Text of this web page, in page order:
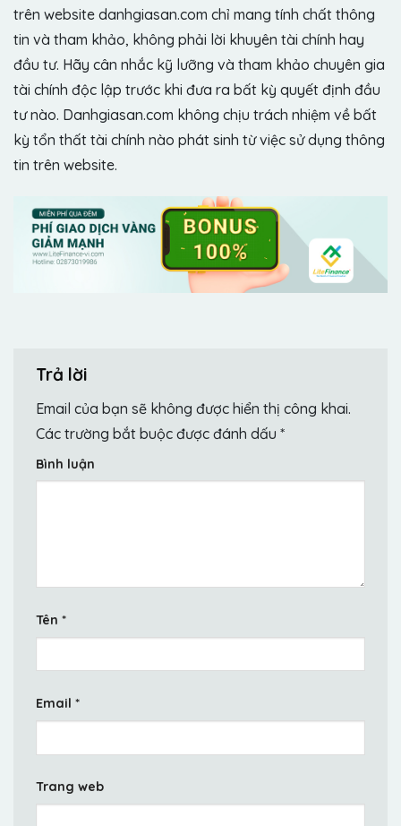
trên website danhgiasan.com chỉ mang tính chất thông
tin và tham khảo, không phải lời khuyên tài chính hay
đầu tư. Hãy cân nhắc kỹ lưỡng và tham khảo chuyên gia
tài chính độc lập trước khi đưa ra bất kỳ quyết định đầu
tư nào. Danhgiasan.com không chịu trách nhiệm về bất
kỳ tổn thất tài chính nào phát sinh từ việc sử dụng thông
tin trên website.
Trả lời
Email của bạn sẽ không được hiển thị công khai.
Các trường bắt buộc được đánh dấu *
Bình luận
Tên *
Email *
Trang web